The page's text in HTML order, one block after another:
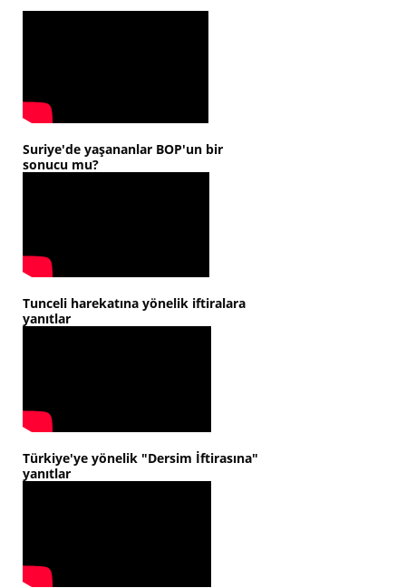
Suriye'de yaşananlar BOP'un bir
sonucu mu?
Tunceli harekatına yönelik iftiralara
yanıtlar
Türkiye'ye yönelik "Dersim İftirasına"
yanıtlar